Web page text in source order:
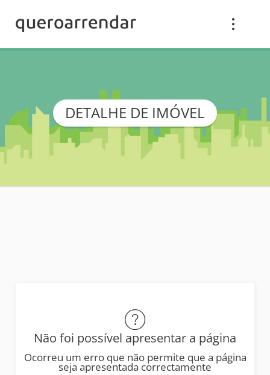
DETALHE DE IMÓVEL
Não foi possível apresentar a página
Ocorreu um erro que não permite que a página
seja apresentada correctamente